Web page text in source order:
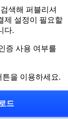
색해 퍼블리셔
제 설정이 필요할
다.
증 사용 여부를
튼을 이용하세요.
드